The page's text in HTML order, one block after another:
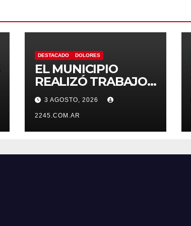
DESTACADO DOLORES
EL MUNICIPIO
REALIZÓ TRABAJOS
DE PINTURA EN LA
ESCUELA N.º 10
3 AGOSTO, 2026
2245.COM.AR